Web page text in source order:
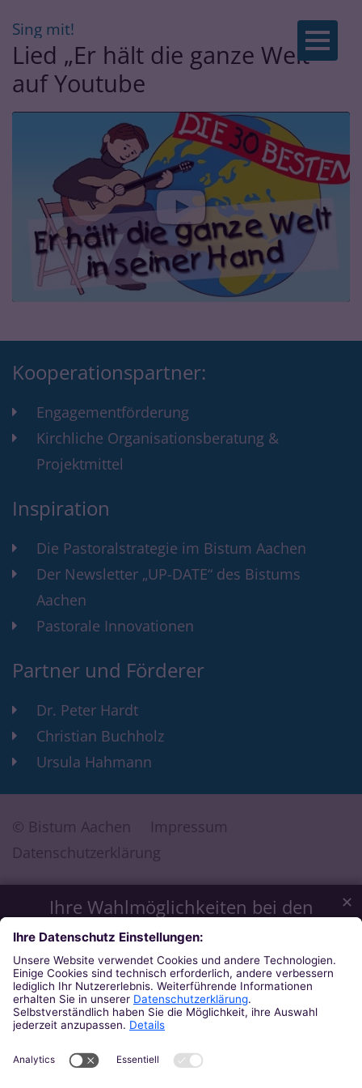
Ihre Wahlmöglichkeiten bei den
Einstellungen zum Datenschutz
Wir möchten Ihnen ein optimales Webseiten-Erlebnis bieten.
Dazu verwenden wir Cookies, die für das Funktionieren
unserer Website notwendig sind. Mit Ihrer Zustimmung
verwenden wir auch Cookies und andere Technologien, die
zur Anzeige externer Inhalte (Videos über Youtube, Audios
über Soundcloud, Karten über MapTiler ...) oder zu
selbst entscheiden, welche Kategorien Sie zulassen möchten.
Bitte beachten Sie, dass auf Basis Ihrer Einstellungen
✕
Zum Inhalt springen
Sing mit!
Lied „Er hält die ganze Welt“
auf Youtube
Kooperationspartner:
Engagementförderung
Kirchliche Organisationsberatung &
Projektmittel
Inspiration
Die Pastoralstrategie im Bistum Aachen
Der Newsletter „UP-DATE“ des Bistums
Aachen
Pastorale Innovationen
Partner und Förderer
Dr. Peter Hardt
Christian Buchholz
Ursula Hahmann
© Bistum Aachen
Impressum
Datenschutzerklärung